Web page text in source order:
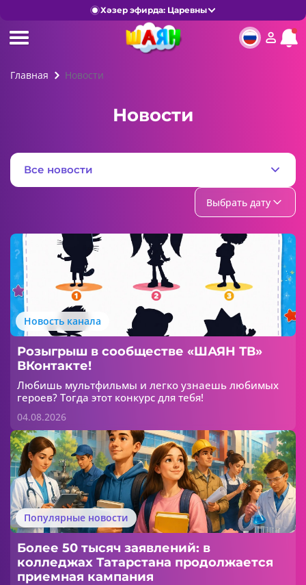
Хәзер эфирда: Царевны
Главная Новости
Новости
Все новости
Выбрать дату
Новость канала
Розыгрыш в сообществе «ШАЯН ТВ»
ВКонтакте!
Любишь мультфильмы и легко узнаешь любимых
героев? Тогда этот конкурс для тебя!
04.08.2026
Популярные новости
Более 50 тысяч заявлений: в
колледжах Татарстана продолжается
приемная кампания